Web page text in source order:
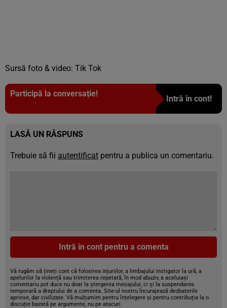
Sursă foto & video: Tik Tok
Participă la conversație!
Intră în cont!
LASĂ UN RĂSPUNS
Trebuie să fii autentificat pentru a publica un comentariu.
Intră în cont pentru a comenta
Vă rugăm să țineți cont că folosirea injuriilor, a limbajului instigator la ură, a
apelurilor la violență sau trimiterea repetată, în mod abuziv, a aceluiași
comentariu pot duce nu doar la ștergerea mesajului, ci și la suspendarea
temporară a dreptului de a comenta. Site-ul nostru încurajează dezbaterile
aprinse, dar civilizate. Vă mulțumim pentru înțelegere și pentru contribuția la o
discuție bazată pe argumente, nu pe atacuri.